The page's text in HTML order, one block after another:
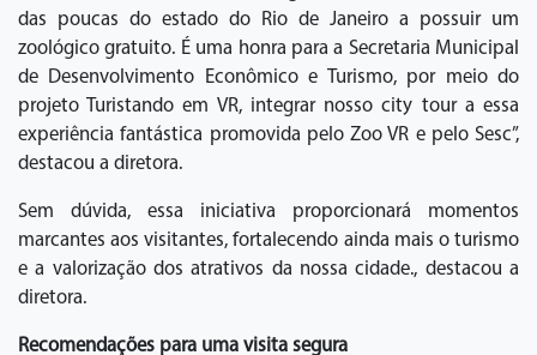
das poucas do estado do Rio de Janeiro a possuir um
zoológico gratuito. É uma honra para a Secretaria Municipal
de Desenvolvimento Econômico e Turismo, por meio do
projeto Turistando em VR, integrar nosso city tour a essa
experiência fantástica promovida pelo Zoo VR e pelo Sesc”,
destacou a diretora.
Sem dúvida, essa iniciativa proporcionará momentos
marcantes aos visitantes, fortalecendo ainda mais o turismo
e a valorização dos atrativos da nossa cidade., destacou a
diretora.
Recomendações para uma visita segura